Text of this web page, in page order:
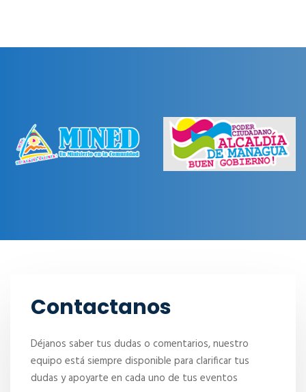
Contactanos
Déjanos saber tus dudas o comentarios, nuestro
equipo está siempre disponible para clarificar tus
dudas y apoyarte en cada uno de tus eventos